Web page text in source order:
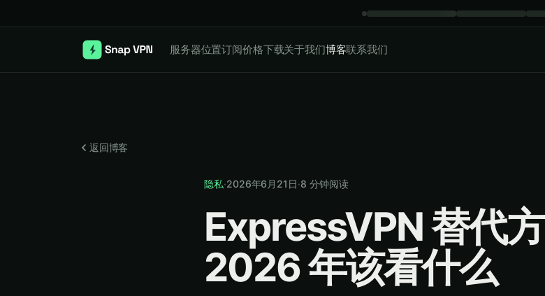
服务器位置订阅价格下载关于我们博客联系我们
返回博客
隐私·2026年6月21日·8 分钟阅读
ExpressVPN 替代方
2026 年该看什么